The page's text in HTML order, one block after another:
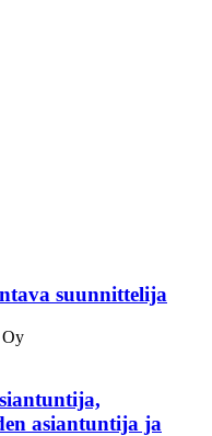
suunnittelija
Oy
asiantuntija ja